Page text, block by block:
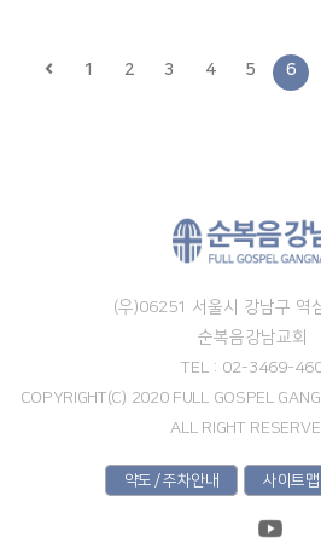
1 2 3 4 5 6
(우)06251 서울시 강남구 역
순복음강남교회
TEL : 02-3469-
COPYRIGHT(C) 2020 FULL GOSPEL
ALL RIGHT
약도 / 주차안내 사이트맵